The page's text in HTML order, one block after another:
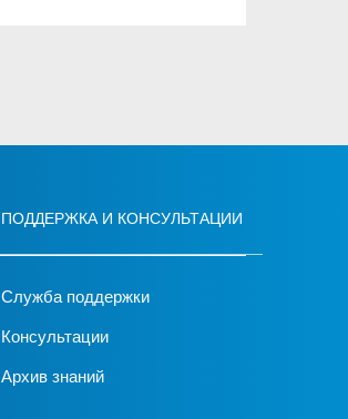
ПОДДЕРЖКА И КОНСУЛЬТАЦИИ
Служба поддержки
Консультации
Архив знаний